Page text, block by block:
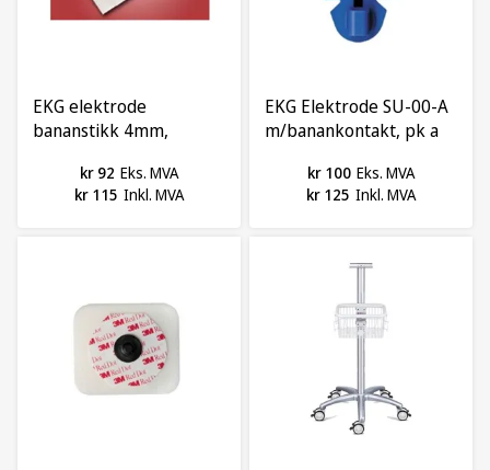
EKG elektrode
bananstikk 4mm,
kr 92 Eks. MVA
kr 115 Inkl. MVA
EKG Elektrode SU-00-A
m/banankontakt, pk a
kr 100 Eks. MVA
kr 125 Inkl. MVA